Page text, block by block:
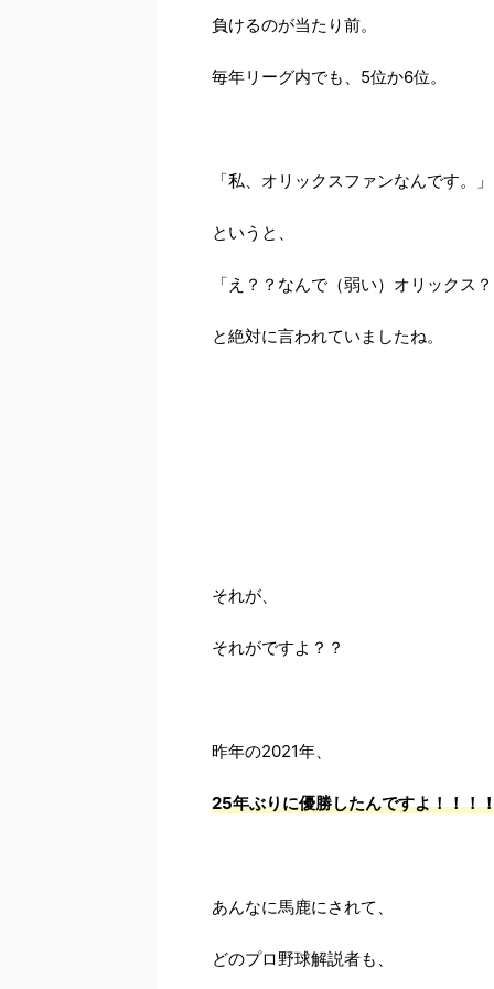
負けるのが当たり前。
毎年リーグ内でも、5位か6位。
「私、オリックスファンなんです。」
というと、
「え？？なんで（弱い）オリックス
と絶対に言われていましたね。
それが、
それがですよ？？
昨年の2021年、
25年ぶりに優勝したんですよ！！！
あんなに馬鹿にされて、
どのプロ野球解説者も、